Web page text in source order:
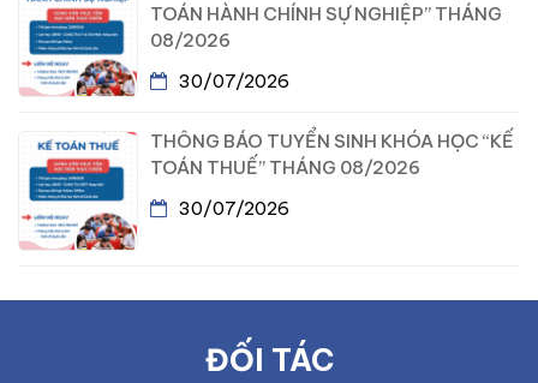
TOÁN HÀNH CHÍNH SỰ NGHIỆP” THÁNG
08/2026
30/07/2026
THÔNG BÁO TUYỂN SINH KHÓA HỌC “KẾ
TOÁN THUẾ” THÁNG 08/2026
30/07/2026
ĐỐI TÁC